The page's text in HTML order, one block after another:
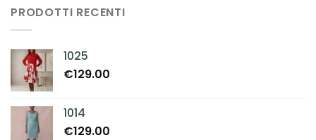
PRODOTTI RECENTI
1025
€129.00
1014
€129.00